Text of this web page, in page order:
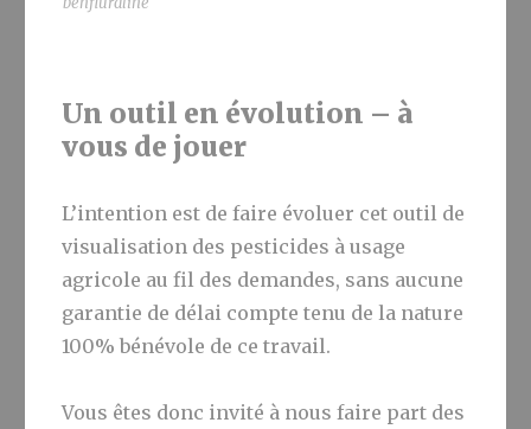
Un outil en évolution – à
vous de jouer
L’intention est de faire évoluer cet outil de
visualisation des pesticides à usage
agricole au fil des demandes, sans aucune
garantie de délai compte tenu de la nature
100% bénévole de ce travail.
Vous êtes donc invité à nous faire part des